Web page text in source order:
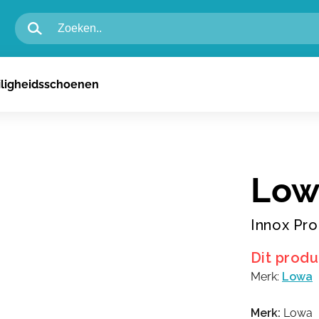
voor dames
Innox
Dit
Merk: Lowa
Merk: Lowa